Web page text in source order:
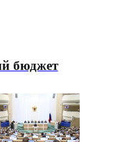
бюджет